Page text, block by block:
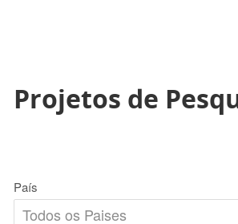
Projetos de
País